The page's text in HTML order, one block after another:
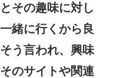
その趣味に対し
緒に行くから良
う言われ、興味
のサイトや関連